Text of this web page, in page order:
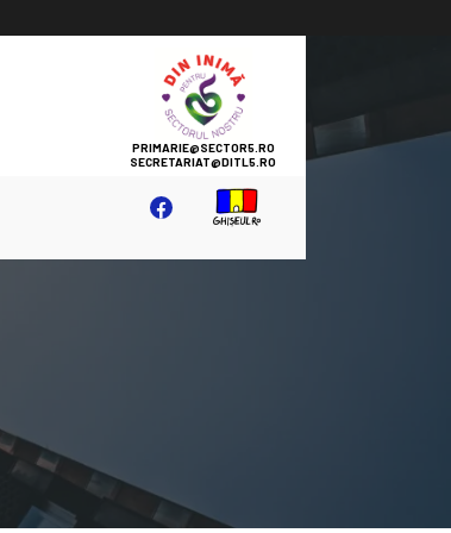
SECTOR
5